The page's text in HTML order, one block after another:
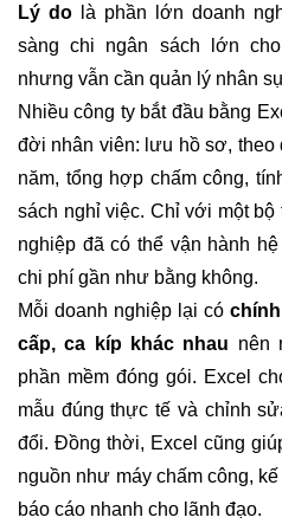
Lý do là phần lớn doanh
sàng chi ngân sách lớn
nhưng vẫn cần quản lý nhân
Nhiều công ty bắt đầu bằng
đời nhân viên: lưu hồ sơ, theo
năm, tổng hợp chấm công,
sách nghỉ việc. Chỉ với một
nghiệp đã có thể vận hành
chi phí gần như bằng không.
Mỗi doanh nghiệp lại có
cấp, ca kíp khác nhau nên
phần mềm đóng gói. Excel
mẫu đúng thực tế và chỉnh
đổi. Đồng thời, Excel cũng
nguồn như máy chấm công,
báo cáo nhanh cho lãnh đạo.